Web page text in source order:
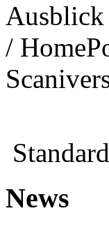
/
News